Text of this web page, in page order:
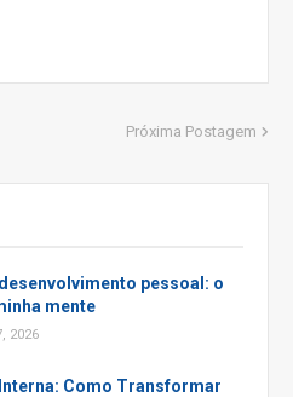
Próxima Postagem
pessoal: o
mente
2026
Como Transformar